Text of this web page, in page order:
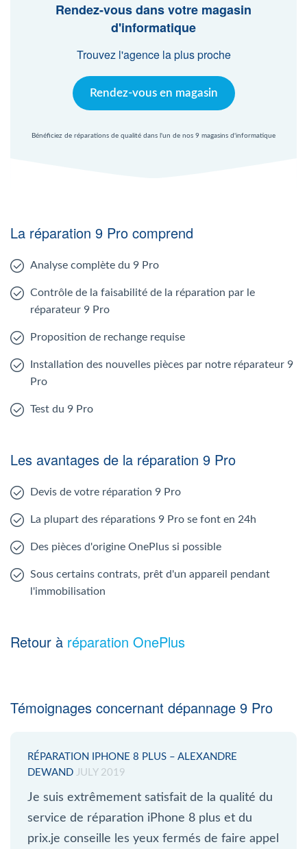
Rendez-vous dans votre magasin
d'informatique
Trouvez l'agence la plus proche
Rendez-vous en magasin
Bénéficiez de réparations de qualité dans l'un de nos 9 magasins d'informatique
La réparation 9 Pro comprend
Analyse complète du 9 Pro
Contrôle de la faisabilité de la réparation par le
réparateur 9 Pro
Proposition de rechange requise
Installation des nouvelles pièces par notre réparateur 9
Pro
Test du 9 Pro
Les avantages de la réparation 9 Pro
Devis de votre réparation 9 Pro
La plupart des réparations 9 Pro se font en 24h
Des pièces d'origine OnePlus si possible
Sous certains contrats, prêt d'un appareil pendant
l'immobilisation
Retour à réparation OnePlus
Témoignages concernant dépannage 9 Pro
RÉPARATION IPHONE 8 PLUS – ALEXANDRE
DEWAND JULY 2019
Je suis extrêmement satisfait de la qualité du
service de réparation iPhone 8 plus et du
prix.je conseille les yeux fermés de faire appel